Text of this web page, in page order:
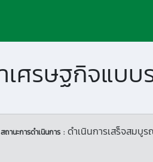
สถานะการดำเนินการ :ดำเนินการเสร็จสมบู